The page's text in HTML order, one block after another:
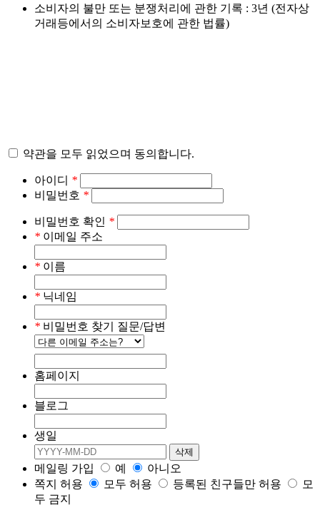
소비자의 불만 또는 분쟁처리에 관한 기록 : 3년 (전자상
거래등에서의 소비자보호에 관한 법률)
약관을 모두 읽었으며 동의합니다.
아이디 *
비밀번호 *
비밀번호 확인 *
* 이메일 주소
* 이름
* 닉네임
* 비밀번호 찾기 질문/답변
홈페이지
블로그
생일
메일링 가입 예
아니오
쪽지 허용
모두 허용 등록된 친구들만 허용
모
두 금지